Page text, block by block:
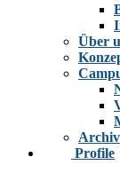
Über
Archiv
Profile